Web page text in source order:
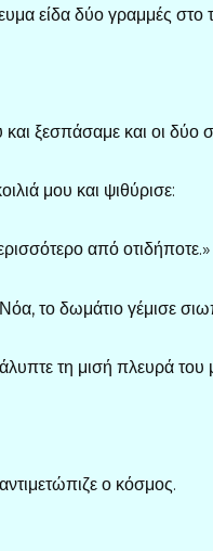
είδα δύο γραμμές στο
ξεσπάσαμε και οι δύο
μου και ψιθύρισε:
από οτιδήποτε.»
το δωμάτιο γέμισε
τη μισή πλευρά
ο κόσμος.